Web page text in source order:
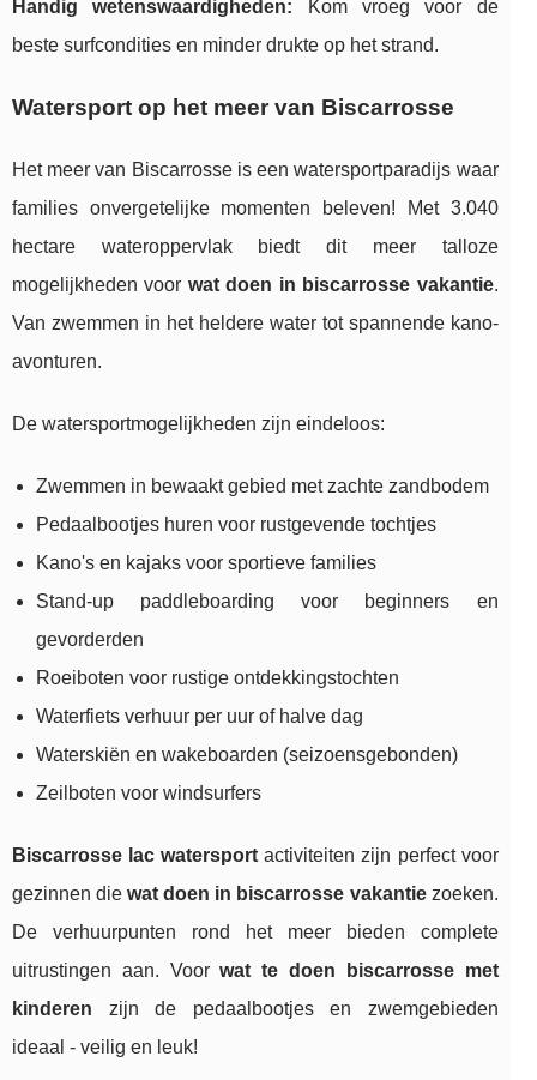
Handig wetenswaardigheden: Kom vroeg voor de
beste surfcondities en minder drukte op het strand.
Watersport op het meer van Biscarrosse
Het meer van Biscarrosse is een watersportparadijs waar
families onvergetelijke momenten beleven! Met 3.040
hectare wateroppervlak biedt dit meer talloze
mogelijkheden voor wat doen in biscarrosse vakantie.
Van zwemmen in het heldere water tot spannende kano-
avonturen.
De watersportmogelijkheden zijn eindeloos:
Zwemmen in bewaakt gebied met zachte zandbodem
Pedaalbootjes huren voor rustgevende tochtjes
Kano's en kajaks voor sportieve families
Stand-up paddleboarding voor beginners en
gevorderden
Roeiboten voor rustige ontdekkingstochten
Waterfiets verhuur per uur of halve dag
Waterskiën en wakeboarden (seizoensgebonden)
Zeilboten voor windsurfers
Biscarrosse lac watersport activiteiten zijn perfect voor
gezinnen diewat doen in biscarrosse vakantiezoeken.
De verhuurpunten rond het meer bieden complete
uitrustingen aan. Voorwat te doen biscarrosse met
kinderen zijn de pedaalbootjes en zwemgebieden
ideaal - veilig en leuk!